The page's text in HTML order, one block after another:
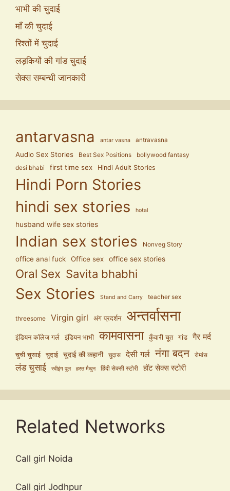
भाभी की चुदाई
माँ की चुदाई
रिश्तों में चुदाई
लड़कियों की गांड चुदाई
सेक्स सम्बन्धी जानकारी
antarvasna antar vasna antravasna
Audio Sex Stories Best Sex Positions
bollywood fantasy
desi bhabi
first time sex Hindi Adult Stories
Hindi Porn Stories
hindi sex stories
hotal
husband wife sex stories
Indian sex stories Nonveg Story
office anal fuck Office sex office sex stories
Oral Sex Savita bhabhi
Sex Stories Stand and Carry teacher sex
threesome Virgin girl अंग प्रदर्शन अन्तर्वासना
इंडियन कॉलेज गर्ल इंडियन भाभी कामवासना कुँवारी चूत गांड गैर मर्द
चुची चुसाई चुदाई चुदाई की कहानी चुदास देसी गर्ल नंगा बदन रोमांस
लंड चुसाई स्वीइंग पूल हस्त मैथुन हिंदी सेक्सी स्टोरी हॉट सेक्स स्टोरी
Related Networks
Call girl Noida
Call girl Jodhpur